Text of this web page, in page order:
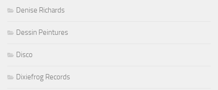
Denise Richards
Dessin Peintures
Disco
Dixiefrog Records